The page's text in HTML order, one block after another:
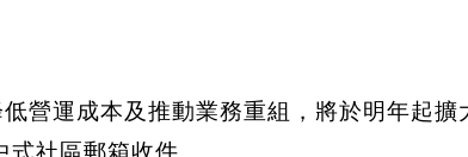
營運成本及推動業務重組，將於明年起
社區郵箱收件。